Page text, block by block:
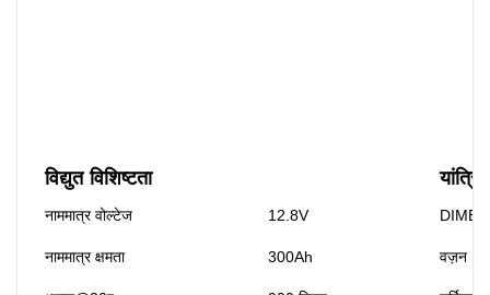
विद्युत विशिष्टता
नाममात्र वोल्टेज 12.8V
नाममात्र क्षमता 300Ah वज़न